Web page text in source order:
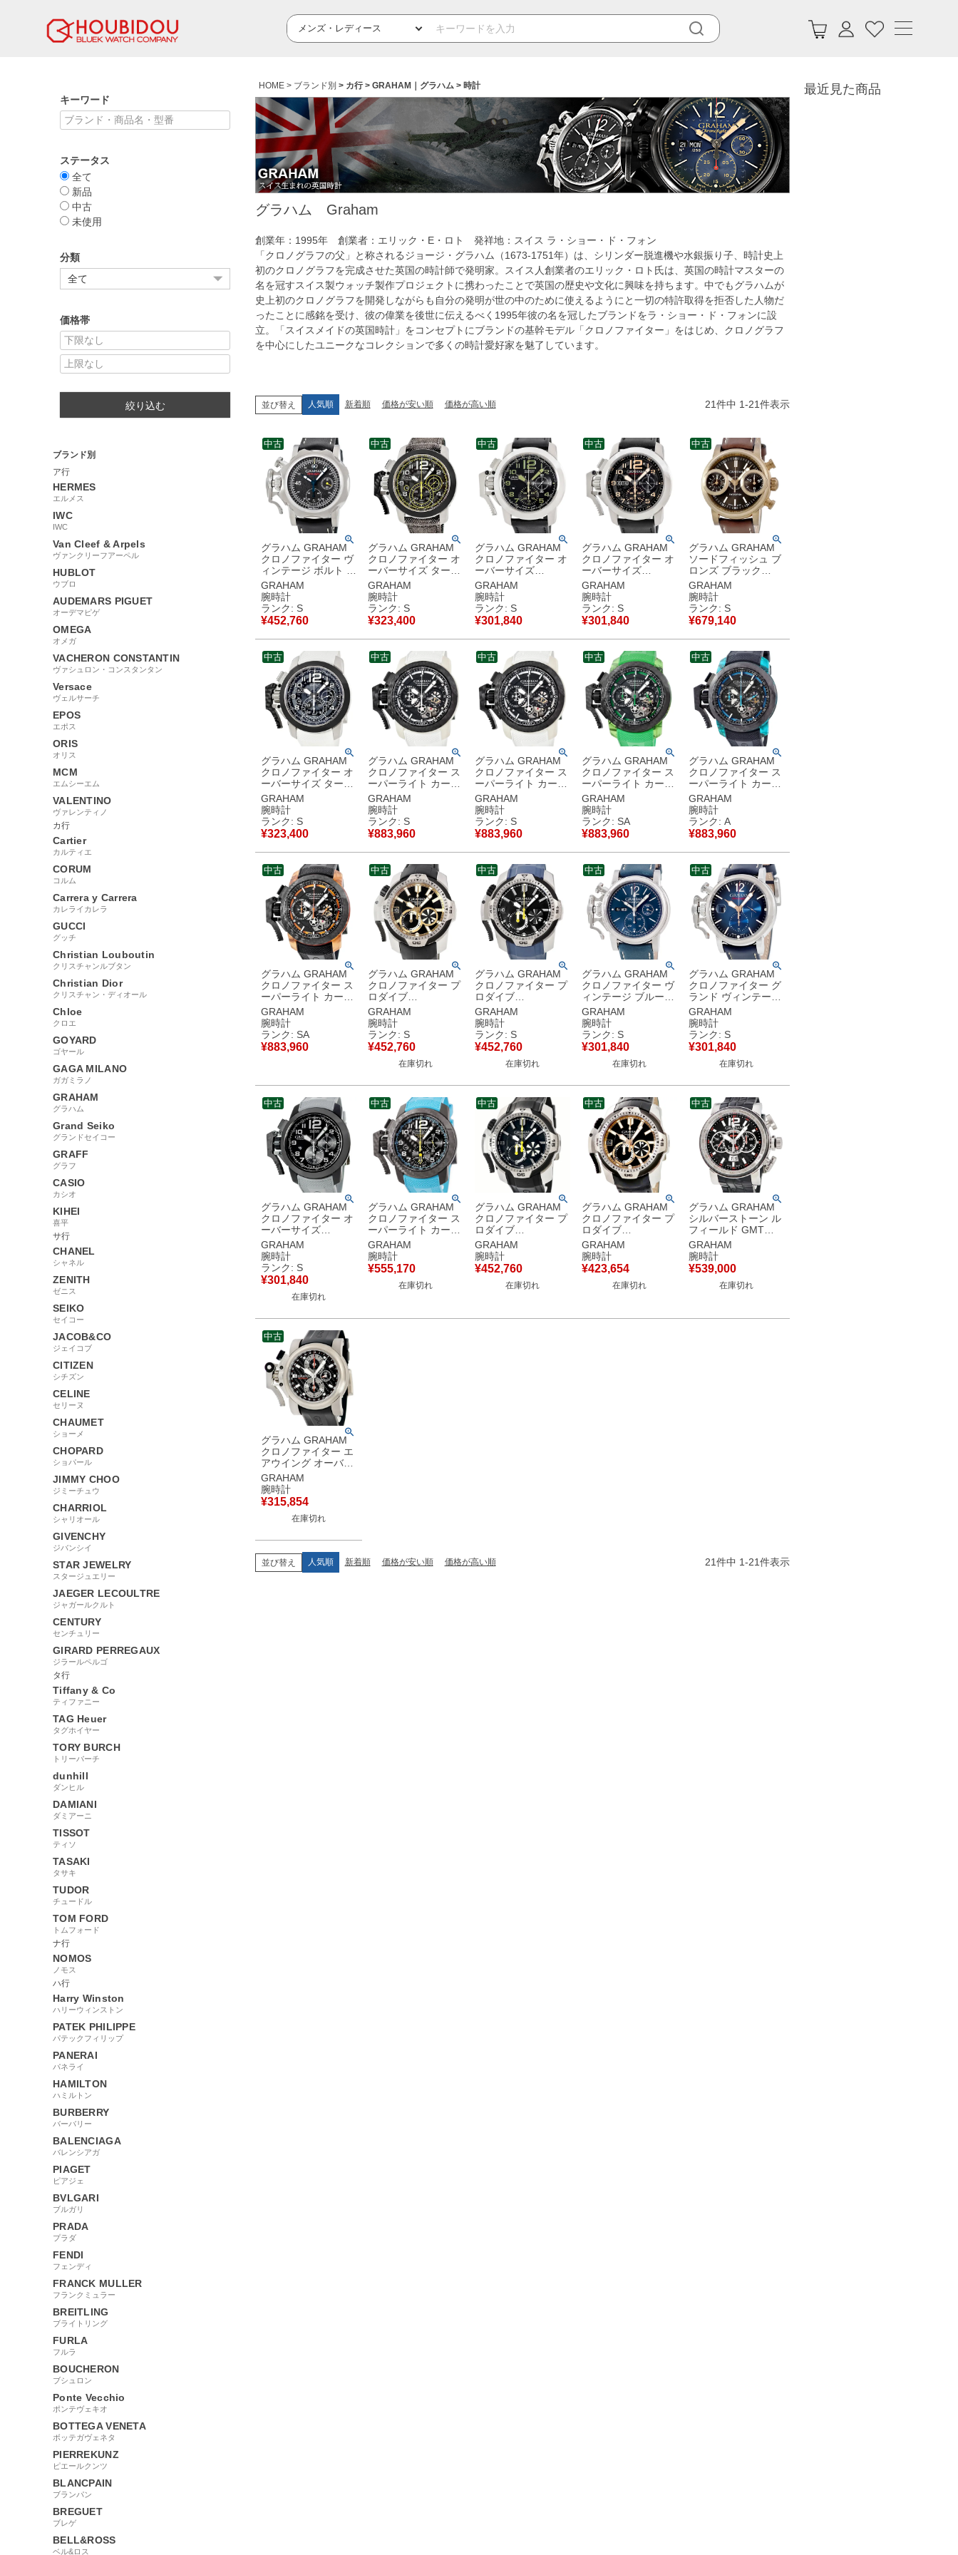
キーワード
ステータス
全て
新品
中古
未使用
分類
価格帯
絞り込む
ブランド別
ア行
HERMES
エルメス
IWC
IWC
Van Cleef & Arpels
ヴァンクリーフアーペル
HUBLOT
ウブロ
AUDEMARS PIGUET
オーデマピゲ
OMEGA
オメガ
VACHERON CONSTANTIN
ヴァシュロン・コンスタンタン
Versace
ヴェルサーチ
EPOS
エポス
ORIS
オリス
MCM
エムシーエム
VALENTINO
ヴァレンティノ
カ行
Cartier
カルティエ
CORUM
コルム
Carrera y Carrera
カレライカレラ
GUCCI
グッチ
Christian Louboutin
クリスチャンルブタン
Christian Dior
クリスチャン・ディオール
Chloe
クロエ
GOYARD
ゴヤール
GAGA MILANO
ガガミラノ
GRAHAM
グラハム
Grand Seiko
グランドセイコー
GRAFF
グラフ
CASIO
カシオ
KIHEI
喜平
サ行
CHANEL
シャネル
ZENITH
ゼニス
SEIKO
セイコー
JACOB&CO
ジェイコブ
CITIZEN
シチズン
CELINE
セリーヌ
CHAUMET
ショーメ
CHOPARD
ショパール
JIMMY CHOO
ジミーチュウ
CHARRIOL
シャリオール
GIVENCHY
ジバンシイ
STAR JEWELRY
スタージュエリー
JAEGER LECOULTRE
ジャガールクルト
CENTURY
センチュリー
GIRARD PERREGAUX
ジラールペルゴ
タ行
Tiffany & Co
ティファニー
TAG Heuer
タグホイヤー
TORY BURCH
トリーバーチ
dunhill
ダンヒル
DAMIANI
ダミアーニ
TISSOT
ティソ
TASAKI
タサキ
TUDOR
チュードル
TOM FORD
トムフォード
ナ行
NOMOS
ノモス
ハ行
Harry Winston
ハリーウィンストン
PATEK PHILIPPE
パテックフィリップ
PANERAI
パネライ
HAMILTON
ハミルトン
BURBERRY
バーバリー
BALENCIAGA
バレンシアガ
PIAGET
ピアジェ
BVLGARI
ブルガリ
PRADA
プラダ
FENDI
フェンディ
FRANCK MULLER
フランクミュラー
BREITLING
ブライトリング
FURLA
フルラ
BOUCHERON
ブシュロン
Ponte Vecchio
ポンテヴェキオ
BOTTEGA VENETA
ボッテガヴェネタ
PIERREKUNZ
ピエールクンツ
BLANCPAIN
ブランパン
BREGUET
ブレゲ
BELL&ROSS
ベル&ロス
HOME ブランド別 カ行 GRAHAM｜グラハム 時計
グラハム Graham
創業年：1995年 創業者：エリック・E・ロト 発祥地：スイス ラ・ショー・ド・フォン
「クロノグラフの父」と称されるジョージ・グラハム（1673-1751年）は、シリンダー脱進機や水銀振り子、時計史上
初のクロノグラフを完成させた英国の時計師で発明家。スイス人創業者のエリック・ロト氏は、英国の時計マスターの
名を冠すスイス製ウォッチ製作プロジェクトに携わったことで英国の歴史や文化に興味を持ちます。中でもグラハムが
史上初のクロノグラフを開発しながらも自分の発明が世の中のために使えるようにと一切の特許取得を拒否した人物だ
ったことに感銘を受け、彼の偉業を後世に伝えるべく1995年彼の名を冠したブランドをラ・ショー・ド・フォンに設
立。「スイスメイドの英国時計」をコンセプトにブランドの基幹モデル「クロノファイター」をはじめ、クロノグラフ
を中心にしたユニークなコレクションで多くの時計愛好家を魅了しています。
並び替え 人気順 新着順 価格が安い順 価格が高い順 21件中 1-21件表示
グラハム GRAHAM
クロノファイター ヴ
ィンテージ ボルト リ
ミテッド
2CVGS.B42A 未使用
クロノグラフ 限定 メ
ンズ 腕時計自動巻き
ブラック 【中古】未
使用保管品
GRAHAM
腕時計
ランク: S
¥452,760
中古
グラハム GRAHAM
クロノファイター オ
ーバーサイズ ターゲ
ット 2CCAC.B16A
未使用 スケルトン デ
ニム メンズ 腕時計自
動巻き ブラック 【中
古】未使用保管品
GRAHAM
腕時計
ランク: S
¥323,400
中古
グラハム GRAHAM
クロノファイター オ
ーバーサイズ
2CCAS.G01A 未使用
ブラック クロノグラ
フ デイト メンズ 腕
時計自動巻き ブラッ
ク 【中古】未使用保
管品
GRAHAM
腕時計
ランク: S
¥301,840
中古
グラハム GRAHAM
クロノファイター オ
ーバーサイズ
2CCAS.B32A 未使用
黒 クロノグラフ デイ
デイト メンズ 腕時計
自動巻き ブラック
【中古】未使用保管
品
GRAHAM
腕時計
ランク: S
¥301,840
中古
グラハム GRAHAM
ソードフィッシュ ブ
ロンズ ブラック
2SXAK.B02A 未使用
クロノグラフ スモー
ルセコンド メンズ 腕
時計自動巻き ブラッ
ク 【中古】未使用保
管品
GRAHAM
腕時計
ランク: S
¥679,140
中古
グラハム GRAHAM
クロノファイター オ
ーバーサイズ ターゲ
ット 2CCAC.U04A
未使用 クロノグラフ
スケルトン メンズ 腕
時計自動巻き ブルー
【中古】未使用保管
品
GRAHAM
腕時計
ランク: S
¥323,400
中古
グラハム GRAHAM
クロノファイター ス
ーパーライト カーボ
ン スケルトン
2CCCK.W01A 未使
用 クロノグラフ メン
ズ 腕時計自動巻き ブ
ラック 【中古】未使
用保管品
GRAHAM
腕時計
ランク: S
¥883,960
中古
グラハム GRAHAM
クロノファイター ス
ーパーライト カーボ
ン スケルトン
2CCCK.W01A クロ
ノグラフ 未使用 メン
ズ 腕時計自動巻き ブ
ラック 【中古】未使
用保管品
GRAHAM
腕時計
ランク: S
¥883,960
中古
グラハム GRAHAM
クロノファイター ス
ーパーライト カーボ
ン スケルトン グリー
ン 2CCCK.G01A 新
品同様 メンズ 腕時計
自動巻き ブラック
【中古】新品同様品
GRAHAM
腕時計
ランク: SA
¥883,960
中古
グラハム GRAHAM
クロノファイター ス
ーパーライト カーボ
ン スケルトン ブルー
2CCCK.U01A 青 水
色 メンズ 腕時計自動
巻き ブラック 【中
古】中古美品
GRAHAM
腕時計
ランク: A
¥883,960
中古
グラハム GRAHAM
クロノファイター ス
ーパーライト カーボ
ン スケルトン
2CCCK.O01A 新品同
様 オレンジ メンズ
腕時計自動巻き ブラ
ック 【中古】新品同
GRAHAM
腕時計
ランク: SA
¥883,960
中古
グラハム GRAHAM
クロノファイター プ
ロダイブ
2CDAV.B04A 未使用
黒 10時位置リューズ
逆回転防止ベゼル メ
ンズ 腕時計自動巻き
ブラック 【中古】未
使用保管品
GRAHAM
腕時計
ランク: S
¥452,760
在庫切れ
中古
グラハム GRAHAM
クロノファイター プ
ロダイブ
2CDAV.B02A 未使用
クロノグラフ 黒 PVD
10時位置リューズ メ
ンズ 腕時計自動巻き
ブラック 【中古】未
使用保管品
GRAHAM
腕時計
ランク: S
¥452,760
在庫切れ
中古
グラハム GRAHAM
クロノファイター ヴ
ィンテージ ブルー
2CVAS.U01A 未使用
クロノグラフ デイデ
イト メンズ 腕時計自
動巻き ブルー 【中
古】未使用保管品
GRAHAM
腕時計
ランク: S
¥301,840
在庫切れ
中古
グラハム GRAHAM
クロノファイター グ
ランド ヴィンテージ
2CVDS.U09A 未使用
ブルー クロノグラフ
メンズ 腕時計自動巻
き ブルー 【中古】未
使用保管品
GRAHAM
腕時計
ランク: S
¥301,840
在庫切れ
中古
グラハム GRAHAM
クロノファイター オ
ーバーサイズ
2CCAU.B24A 未使用
クロノグラフ ブラッ
ク グレー メンズ 腕
時計自動巻き ブラッ
ク 【中古】未使用保
GRAHAM
腕時計
ランク: S
¥301,840
在庫切れ
中古
グラハム GRAHAM
クロノファイター ス
ーパーライト カーボ
ン ブルー
2CCBK.B30A 新品同
様 クロノグラフ 青
メンズ 腕時計自動巻
き ブラック 【中古】
GRAHAM
腕時計
¥555,170
在庫切れ
中古
グラハム GRAHAM
クロノファイター プ
ロダイブ
2CDAV.B02A クロノ
グラフ ブラックPVD
10時位置リューズ メ
ンズ 腕時計自動巻き
ブラック 【中古】
GRAHAM
腕時計
¥452,760
在庫切れ
中古
グラハム GRAHAM
クロノファイター プ
ロダイブ
2CDAV.B04A ブラッ
ク 10時位置リューズ
逆回転防止ベゼル メ
ンズ 腕時計自動巻き
ブラック 【中古】
GRAHAM
腕時計
¥423,654
在庫切れ
中古
グラハム GRAHAM
シルバーストーン ル
フィールド GMT
2BLAH.B03A 未使用
フライバック クロノ
グラフ 限定 メンズ
腕時計自動巻き グレ
ー 【中古】
GRAHAM
腕時計
¥539,000
在庫切れ
中古
グラハム GRAHAM
クロノファイター エ
アウイング オーバー
サイズ 2OVKT.B09A
ブラック 黒 デイト
メンズ 腕時計自動巻
き ブラック 【中古】
GRAHAM
腕時計
¥315,854
在庫切れ
中古
並び替え 人気順 新着順 価格が安い順 価格が高い順 21件中 1-21件表示
最近見た商品